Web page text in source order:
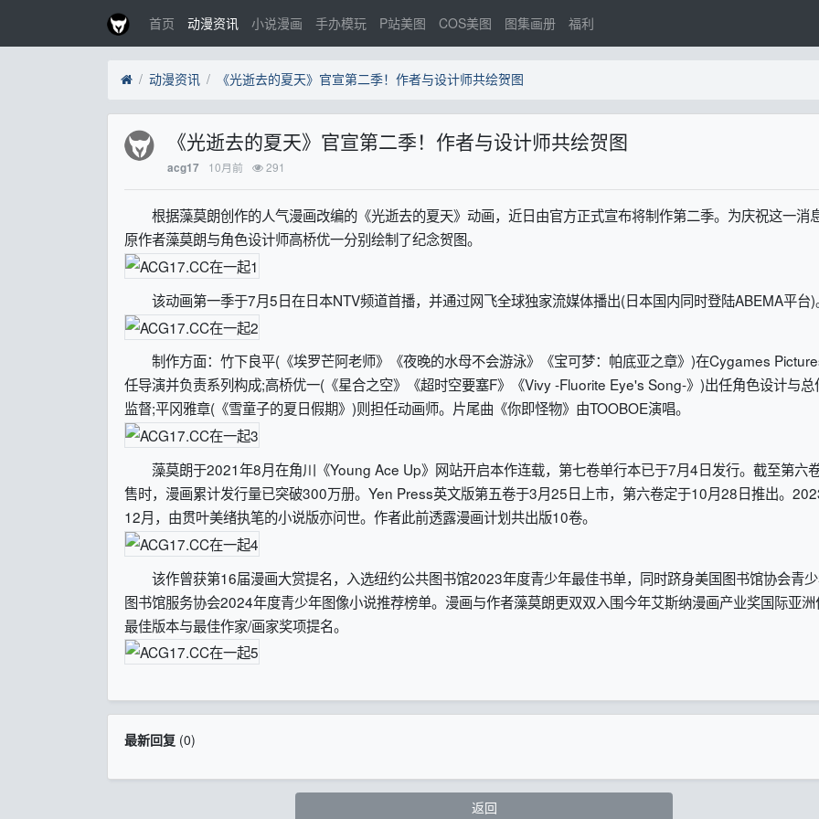
首页 动漫资讯 小说漫画 手办模玩 P站美图 COS美图 图集画册 福利
动漫资讯 《光逝去的夏天》官宣第二季！作者与设计师共绘贺图
《光逝去的夏天》官宣第二季！作者与设计师共绘贺图
acg17 10月前 291
根据藻莫朗创作的人气漫画改编的《光逝去的夏天》动画，近日由官方正式宣布将制作第二季。为庆祝这一消息
原作者藻莫朗与角色设计师高桥优一分别绘制了纪念贺图。
该动画第一季于7月5日在日本NTV频道首播，并通过网飞全球独家流媒体播出(日本国内同时登陆ABEMA平台)
制作方面：竹下良平(《埃罗芒阿老师》《夜晚的水母不会游泳》《宝可梦：帕底亚之章》)在Cygames
任导演并负责系列构成;高桥优一(《星合之空》《超时空要塞F》《Vivy -Fluorite Eye's Song-》)出任角色设计与总
监督;平冈雅章(《雪童子的夏日假期》)则担任动画师。片尾曲《你即怪物》由TOOBOE演唱。
藻莫朗于2021年8月在角川《Young Ace Up》网站开启本作连载，第七卷单行本已于7月4日发行。截至第六
售时，漫画累计发行量已突破300万册。Yen Press英文版第五卷于3月25日上市，第六卷定于10月28日推出。
12月，由贯叶美绪执笔的小说版亦问世。作者此前透露漫画计划共出版10卷。
该作曾获第16届漫画大赏提名，入选纽约公共图书馆2023年度青少年最佳书单，同时跻身美国图书馆协会青
图书馆服务协会2024年度青少年图像小说推荐榜单。漫画与作者藻莫朗更双双入围今年艾斯纳漫画产业奖国际亚洲
最佳版本与最佳作家/画家奖项提名。
最新回复(0)
返回